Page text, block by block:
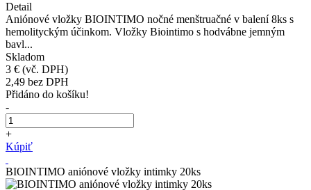
Detail
Aniónové vložky BIOINTIMO nočné menštruačné v balení 8ks s
hemolityckým účinkom. Vložky Biointimo s hodvábne jemným
bavl...
Skladom
3 € (vč. DPH)
2,49 bez DPH
Přidáno do košíku!
-
+
Kúpiť
BIOINTIMO aniónové vložky intimky 20ks